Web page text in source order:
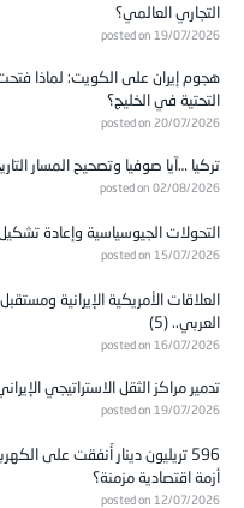
التجاري العالمي؟
posted on 19/07/2026
هجوم إيران على الكويت: لماذا
التحتية في الخليج؟
posted on 20/07/2026
تركيا …آيا صوفيا وتصحيح المسار
posted on 02/08/2026
التحولات الجيوسياسية وإعادة تشكيل
posted on 15/07/2026
العلاقات الأمريكية الإيرانية
العربي.. (5)
posted on 16/07/2026
تدمير مراكز الثقل الاستراتيجي
posted on 19/07/2026
596 تريليون دينار أُنفقت على
أزمة اقتصادية مزمنة؟
posted on 12/07/2026